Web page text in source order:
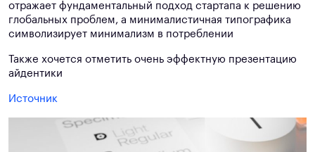
отражает фундаментальный подход стартапа к решению
глобальных проблем, а минималистичная типографика
символизирует минимализм в потреблении
Также хочется отметить очень эффектную презентацию
айдентики
Источник